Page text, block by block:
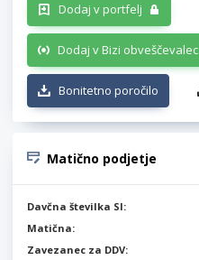
Dodaj v portfelj
Dodaj v Bizi obveščevalec
Bonitetno poročilo
Matično podjetje
Davčna številka SI:
Matična:
Zavezanec za DDV: